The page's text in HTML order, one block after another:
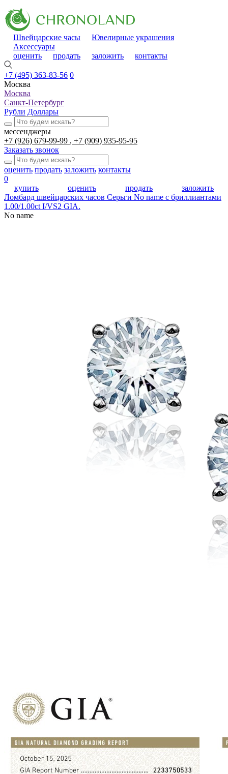
Швейцарские часы
Ювелирные украшения
Аксессуары
оценить
продать заложить контакты
+7 (495) 363-83-56 0
Москва
Москва
Санкт-Петербург
Рубли Доллары
мессенджеры
+7 (926) 679-99-99
+7 (909) 935-95-95
Заказать звонок
оценить продать заложить контакты
0
купить
оценить продать
заложить
Ломбард швейцарских часов Серьги No name с бриллиантами
1.00/1.00ct I/VS2 GIA.
No name